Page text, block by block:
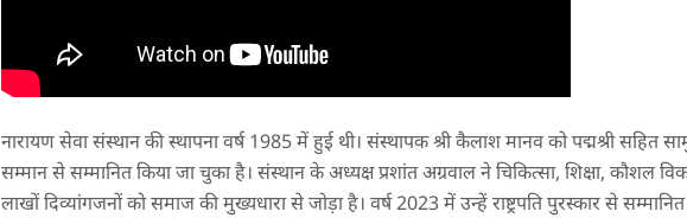
नारायण सेवा संस्थान की स्थापना वर्ष 1985 में हुई थी। संस्थापक श्री कैलाश मानव को पद्मश्री सहित
सम्मान से सम्मानित किया जा चुका है। संस्थान के अध्यक्ष प्रशांत अग्रवाल ने चिकित्सा, शिक्षा,
लाखों दिव्यांगजनों को समाज की मुख्यधारा से जोड़ा है। वर्ष 2023 में उन्हें राष्ट्रपति पुरस्कार से